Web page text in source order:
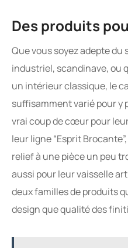
Des produits
Que vous soyez adepte
industriel, scandinave, ou
un intérieur classique, le
suffisamment varié pour y
vrai coup de cœur pour
leur ligne “Esprit
relief à une pièce un peu
aussi pour leur vaisselle
deux familles de produits
design que qualité des